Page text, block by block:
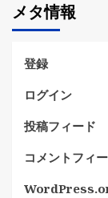
リ
ー
メタ情報
登録
ログイン
投稿フィード
コメントフィ